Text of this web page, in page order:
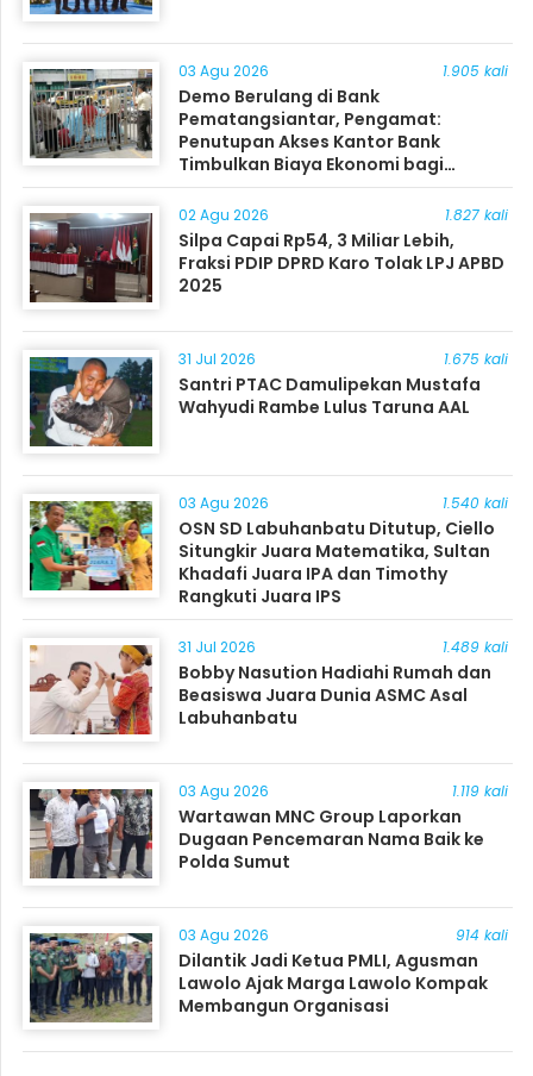
03 Agu 2026 1.905 kali
Demo Berulang di Bank
Pematangsiantar, Pengamat:
Penutupan Akses Kantor Bank
Timbulkan Biaya Ekonomi bagi
Masyarakat
02 Agu 2026 1.827 kali
Silpa Capai Rp54, 3 Miliar Lebih,
Fraksi PDIP DPRD Karo Tolak LPJ APBD
2025
31 Jul 2026 1.675 kali
Santri PTAC Damulipekan Mustafa
Wahyudi Rambe Lulus Taruna AAL
03 Agu 2026 1.540 kali
OSN SD Labuhanbatu Ditutup, Ciello
Situngkir Juara Matematika, Sultan
Khadafi Juara IPA dan Timothy
Rangkuti Juara IPS
31 Jul 2026 1.489 kali
Bobby Nasution Hadiahi Rumah dan
Beasiswa Juara Dunia ASMC Asal
Labuhanbatu
03 Agu 2026 1.119 kali
Wartawan MNC Group Laporkan
Dugaan Pencemaran Nama Baik ke
Polda Sumut
03 Agu 2026 914 kali
Dilantik Jadi Ketua PMLI, Agusman
Lawolo Ajak Marga Lawolo Kompak
Membangun Organisasi